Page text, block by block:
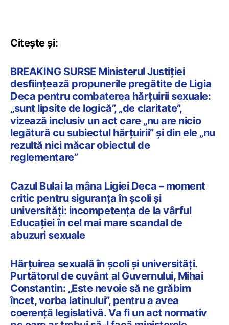
Citește și:
BREAKING SURSE Ministerul Justiției
desființează propunerile pregătite de Ligia
Deca pentru combaterea hărțuirii sexuale:
„sunt lipsite de logică”, „de claritate”,
vizează inclusiv un act care „nu are nicio
legătură cu subiectul hărțuirii” și din ele „nu
rezultă nici măcar obiectul de
reglementare”
Cazul Bulai la mâna Ligiei Deca – moment
critic pentru siguranța în școli și
universități: incompetența de la vârful
Educației în cel mai mare scandal de
abuzuri sexuale
Hărțuirea sexuală în școli și universități.
Purtătorul de cuvânt al Guvernului, Mihai
Constantin: „Este nevoie să ne grăbim
încet, vorba latinului”, pentru a avea
coerență legislativă. Va fi un act normativ